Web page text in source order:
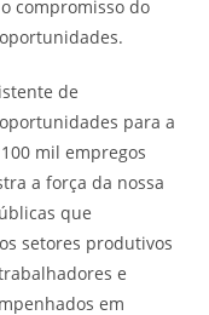
compromisso do
de
para a
mil empregos
a força da nossa
que
setores produtivos
e
em